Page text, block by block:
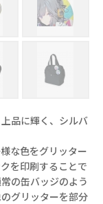
品に輝く、シルバ
な色をグリッター
を印刷することで
の缶バッジのよう
グリッターを部分